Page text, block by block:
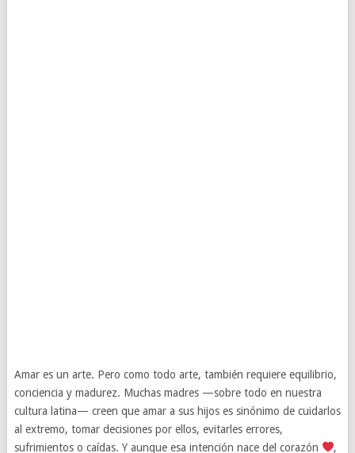
Amar es un arte. Pero como todo arte, también requiere equilibrio,
conciencia y madurez. Muchas madres —sobre todo en nuestra
cultura latina— creen que amar a sus hijos es sinónimo de cuidarlos
al extremo, tomar decisiones por ellos, evitarles errores,
sufrimientos o caídas. Y aunque esa intención nace del corazón
,